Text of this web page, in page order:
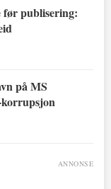
før publisering:
på MS
ANNONSE